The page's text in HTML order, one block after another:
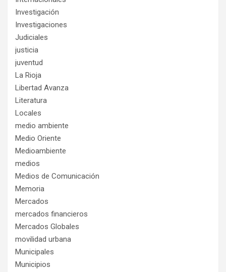
Investigación
Investigaciones
Judiciales
justicia
juventud
La Rioja
Libertad Avanza
Literatura
Locales
medio ambiente
Medio Oriente
Medioambiente
medios
Medios de Comunicación
Memoria
Mercados
mercados financieros
Mercados Globales
movilidad urbana
Municipales
Municipios